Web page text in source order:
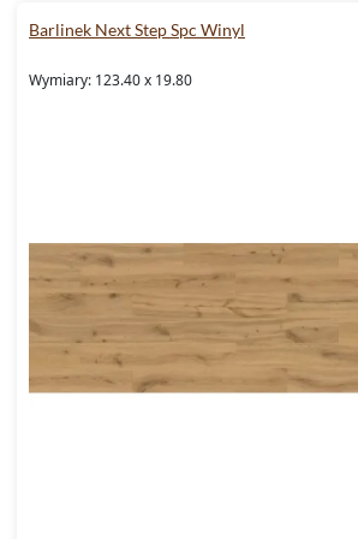
Barlinek Next Step Spc Winyl
Wymiary: 123.40 x 19.80